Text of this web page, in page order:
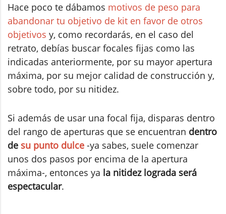
Hace poco te dábamos motivos de peso para
abandonar tu objetivo de kit en favor de otros
objetivos y, como recordarás, en el caso del
retrato, debías buscar focales fijas como las
indicadas anteriormente, por su mayor apertura
máxima, por su mejor calidad de construcción y,
sobre todo, por su nitidez.
Si además de usar una focal fija, disparas dentro
del rango de aperturas que se encuentran dentro
de su punto dulce -ya sabes, suele comenzar
unos dos pasos por encima de la apertura
máxima-, entonces ya la nitidez lograda será
espectacular.